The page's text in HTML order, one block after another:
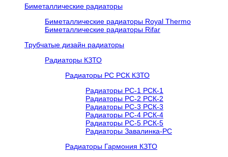
Биметаллические радиаторы
Биметаллические радиаторы Royal Thermo
Биметаллические радиаторы Rifar
Трубчатые дизайн радиаторы
Радиаторы КЗТО
Радиаторы РС РСК КЗТО
Радиаторы РС-1 РСК-1
Радиаторы РС-2 РСК-2
Радиаторы РС-3 РСК-3
Радиаторы РС-4 РСК-4
Радиаторы РС-5 РСК-5
Радиаторы Завалинка-РС
Радиаторы Гармония КЗТО